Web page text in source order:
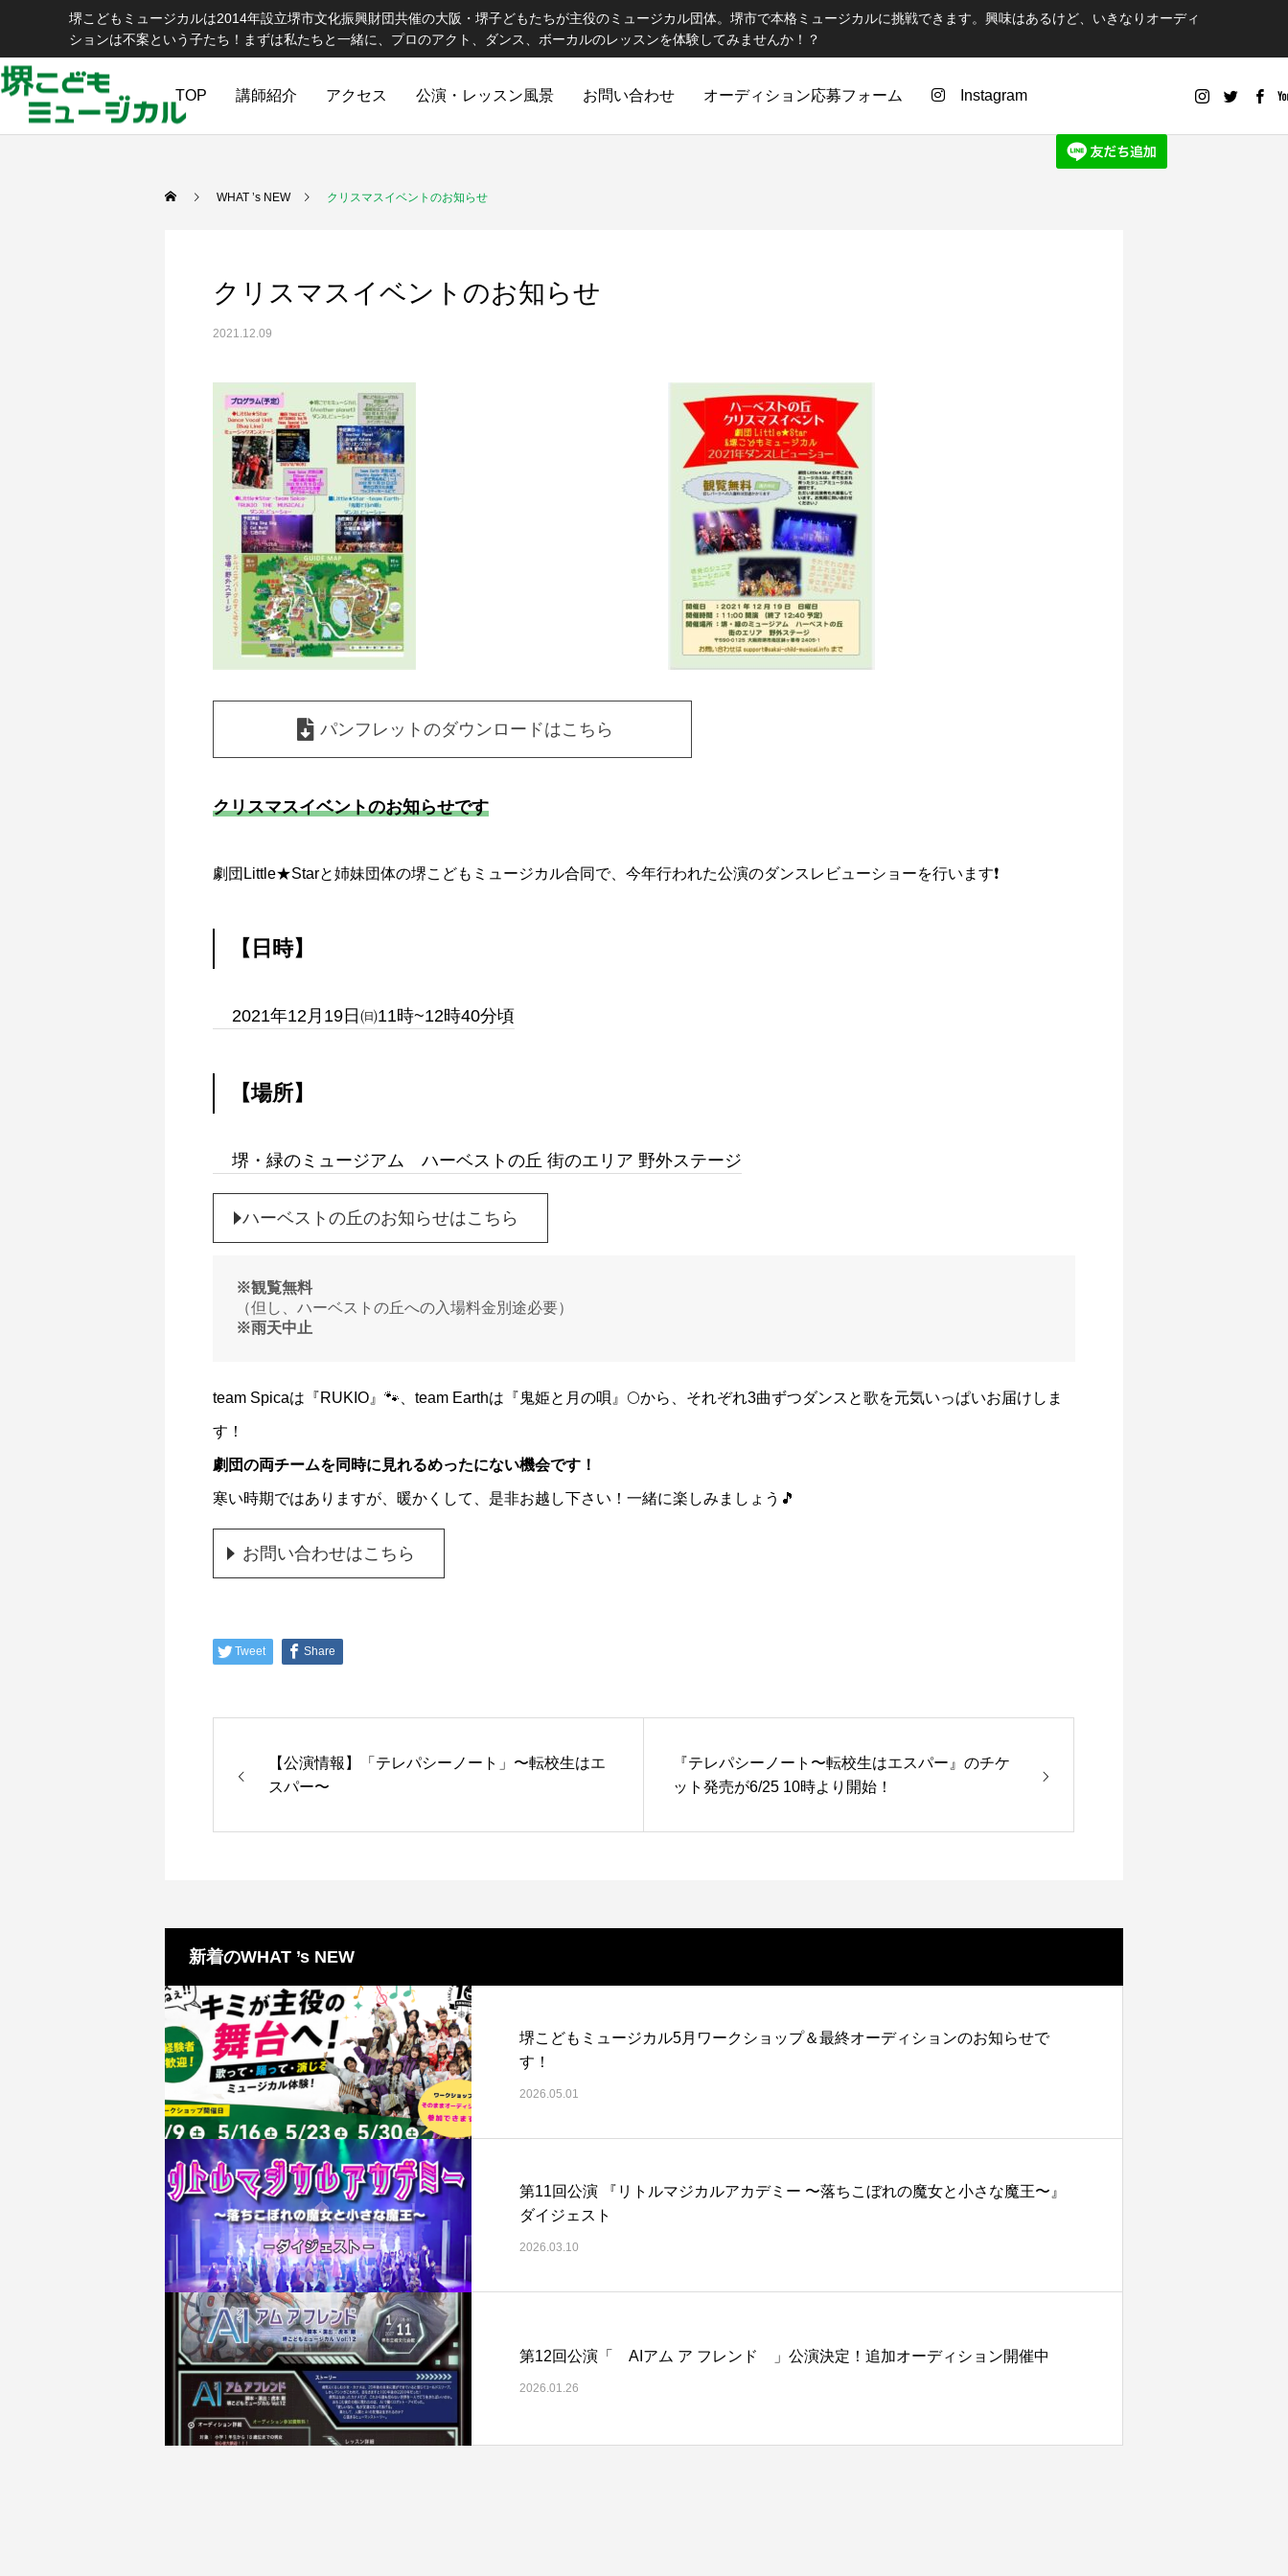
堺こどもミュージカルは2014年設立堺市文化振興財団共催の大阪・堺子どもたちが主役のミュージカル団体。堺市で本格ミュージカルに挑戦できます。興味はあるけど、いきなりオーディ
ションは不案という子たち！まずは私たちと一緒に、プロのアクト、ダンス、ボーカルのレッスンを体験してみませんか！？
TOP 講師紹介 アクセス 公演・レッスン風景 お問い合わせ オーディション応募フォーム Instagram
WHAT ’s NEW クリスマスイベントのお知らせ
クリスマスイベントのお知らせ
2021.12.09
パンフレットのダウンロードはこちら
クリスマスイベントのお知らせです
劇団Little★Starと姉妹団体の堺こどもミュージカル合同で、今年行われた公演のダンスレビューショーを行います❗️
【日時】
2021年12月19日㈰11時~12時40分頃
【場所】
堺・緑のミュージアム ハーベストの丘 街のエリア 野外ステージ
ハーベストの丘のお知らせはこちら
※観覧無料
（但し、ハーベストの丘への入場料金別途必要）
※雨天中止
team Spicaは『RUKIO』🐾、team Earthは『鬼姫と月の唄』🌕から、それぞれ3曲ずつダンスと歌を元気いっぱいお届けしま
す！
劇団の両チームを同時に見れるめったにない機会です！
寒い時期ではありますが、暖かくして、是非お越し下さい！一緒に楽しみましょう🎵
お問い合わせはこちら
Tweet Share
【公演情報】「テレパシーノート」〜転校生はエ
スパー〜
『テレパシーノート〜転校生はエスパー』のチケ
ット発売が6/25 10時より開始！
新着のWHAT ’s NEW
堺こどもミュージカル5月ワークショップ＆最終オーディションのお知らせで
す！
2026.05.01
第11回公演 『リトルマジカルアカデミー 〜落ちこぼれの魔女と小さな魔王〜』
ダイジェスト
2026.03.10
第12回公演「 AIアム ア フレンド 」公演決定！追加オーディション開催中
2026.01.26